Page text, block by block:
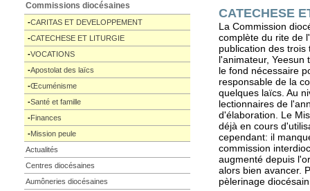
Commissions diocésaines
-CARITAS ET DEVELOPPEMENT
-CATECHESE ET LITURGIE
-VOCATIONS
-Apostolat des laïcs
-Œcuménisme
-Santé et famille
-Finances
-Mission peule
Actualités
Centres diocésaines
Aumôneries diocésaines
CATECHESE
La Commission
complète du rite de
publication des
l'animateur,
le fond nécessaire
responsable de la
quelques laïcs. Au
lectionnaires de
d'élaboration. Le
déjà en cours
cependant: il
commission
augmenté depuis
alors bien avancer.
pèlerinage